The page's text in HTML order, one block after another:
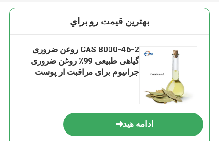
بهترين قيمت رو براي
CAS 8000-46-2 روغن ضروری
گیاهی طبیعی 99٪ روغن ضروری
جرانیوم برای مراقبت از پوست
ادامه هید